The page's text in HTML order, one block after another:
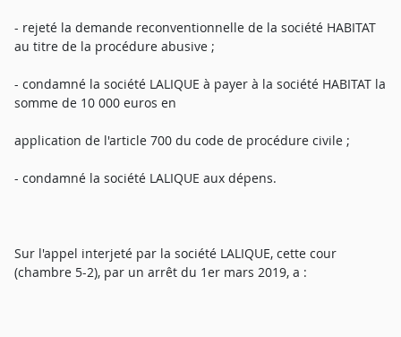
- rejeté la demande reconventionnelle de la société HABITAT
au titre de la procédure abusive ;
- condamné la société LALIQUE à payer à la société HABITAT la
somme de 10 000 euros en
application de l'article 700 du code de procédure civile ;
- condamné la société LALIQUE aux dépens.
Sur l'appel interjeté par la société LALIQUE, cette cour
(chambre 5-2), par un arrêt du 1er mars 2019, a :